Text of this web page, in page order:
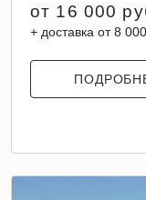
от 16 000
+ доставка от 8